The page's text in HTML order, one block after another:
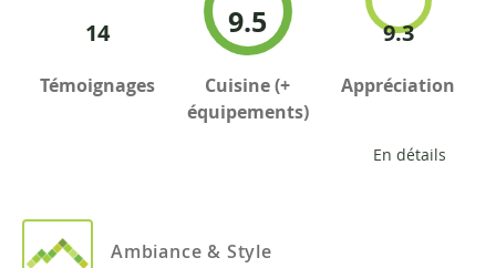
14
Témoignages
9.5
Cuisine (+
équipements)
9.3
Appréciation
En détails
Ambiance & Style